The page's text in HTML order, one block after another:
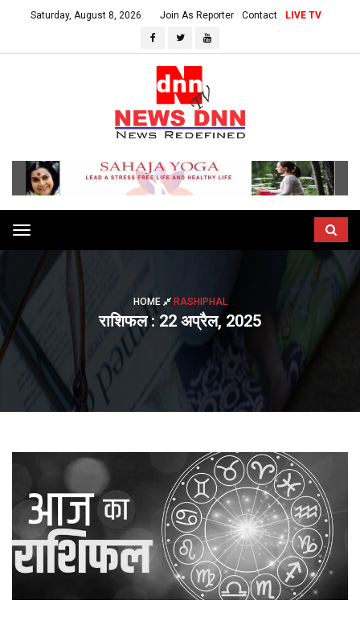
Saturday, August 8, 2026 Join As Reporter Contact LIVE TV
Toggle
navigation
HOME RASHIPHAL
राशिफल : 22 अप्रैल, 2025